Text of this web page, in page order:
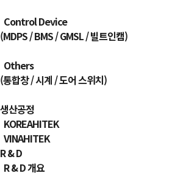
Control Device
(MDPS / BMS / GMSL / 빌트인캠)
Others
(통합창 / 시계 / 도어 스위치)
생산공정
KOREAHITEK
VINAHITEK
R & D
R & D 개요